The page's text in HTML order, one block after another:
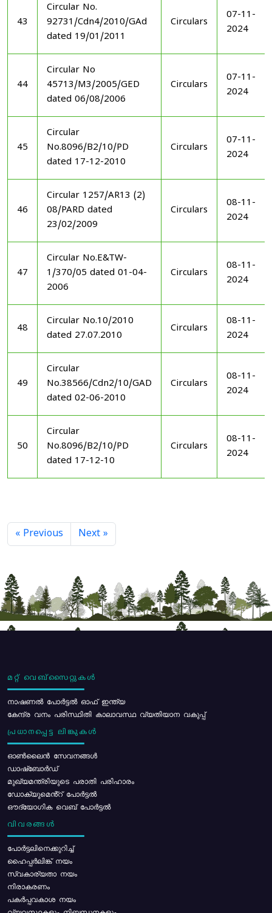
43
Circular No.
92731/Cdn4/2010/GAd
dated 19/01/2011
Circulars
07-11-
2024
44
Circular No
45713/M3/2005/GED
dated 06/08/2006
Circulars
07-11-
2024
45
Circular
No.8096/B2/10/PD
dated 17-12-2010
Circulars
07-11-
2024
46
Circular 1257/AR13 (2)
08/PARD dated
23/02/2009
Circulars
08-11-
2024
47
Circular No.E&TW-
1/370/05 dated 01-04-
2006
Circulars
08-11-
2024
48
Circular No.10/2010
dated 27.07.2010
Circulars
08-11-
2024
49
Circular
No.38566/Cdn2/10/GAD
dated 02-06-2010
Circulars
08-11-
2024
50
Circular
No.8096/B2/10/PD
dated 17-12-10
Circulars
08-11-
2024
« Previous Next »
മറ്റ് വെബ്സൈറ്റുകൾ
നാഷണൽ പോർട്ടൽ ഓഫ് ഇന്ത്യ
കേന്ദ്ര വനം പരിസ്ഥിതി കാലാവസ്ഥ വ്യതിയാന വകുപ്പ്
പ്രധാനപ്പെട്ട ലിങ്കുകൾ
ഓൺലൈൻ സേവനങ്ങൾ
ഡാഷ്ബോർഡ്
മുഖ്യമന്ത്രിയുടെ പരാതി പരിഹാരം
ഡോക്യുമെൻ്റ് പോർട്ടൽ
ഔദ്യോഗിക വെബ് പോർട്ടൽ
വിവരങ്ങൾ
പോര്‍ട്ടലിനെക്കുറിച്ച്
ഹൈപ്പർലിങ്ക് നയം
സ്വകാര്യതാ നയം
നിരാകരണം
പകർപ്പവകാശ നയം